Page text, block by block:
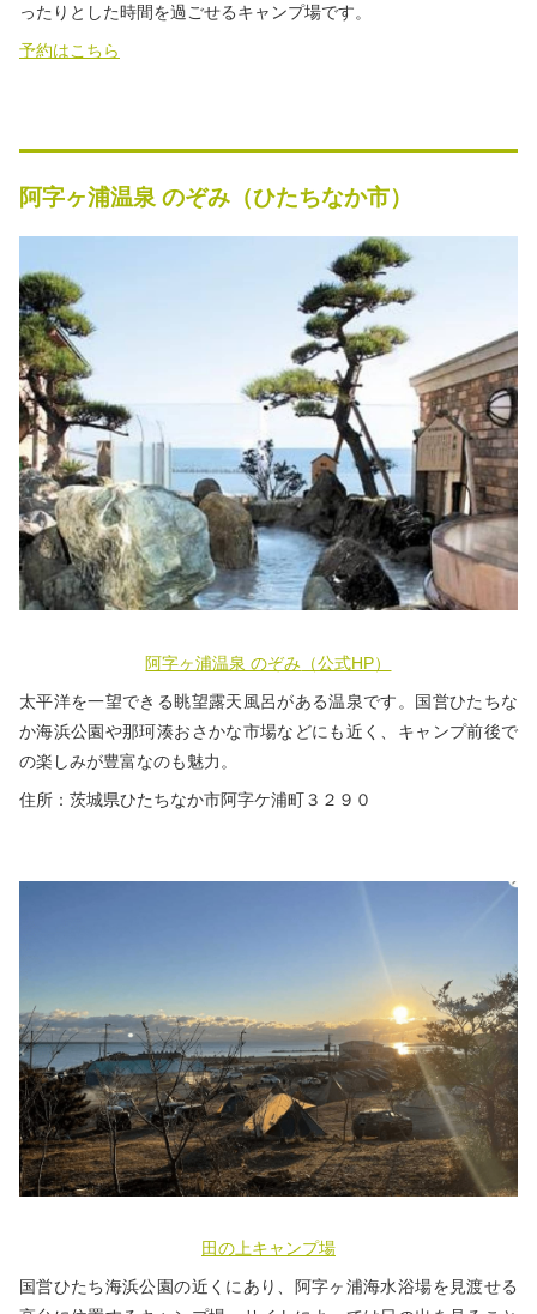
ったりとした時間を過ごせるキャンプ場です。
予約はこちら
阿字ヶ浦温泉 のぞみ（ひたちなか市）
阿字ヶ浦温泉 のぞみ （公式HP）
太平洋を一望できる眺望露天風呂がある温泉です。国営ひたちな
か海浜公園や那珂湊おさかな市場などにも近く、キャンプ前後で
の楽しみが豊富なのも魅力。
住所：茨城県ひたちなか市阿字ケ浦町３２９０
田の上キャンプ場
国営ひたち海浜公園の近くにあり、阿字ヶ浦海水浴場を見渡せる